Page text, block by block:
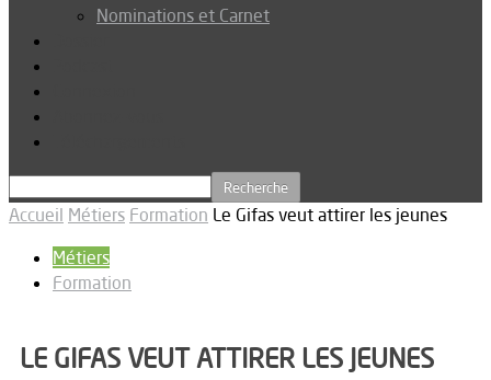
Nominations et Carnet
Accueil Métiers Formation Le Gifas veut attirer les jeunes
Métiers
Formation
LE GIFAS VEUT ATTIRER LES JEUNES